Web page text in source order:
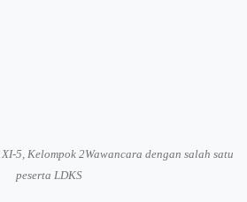
XI-5, Kelompok 2Wawancara dengan salah satu
peserta LDKS